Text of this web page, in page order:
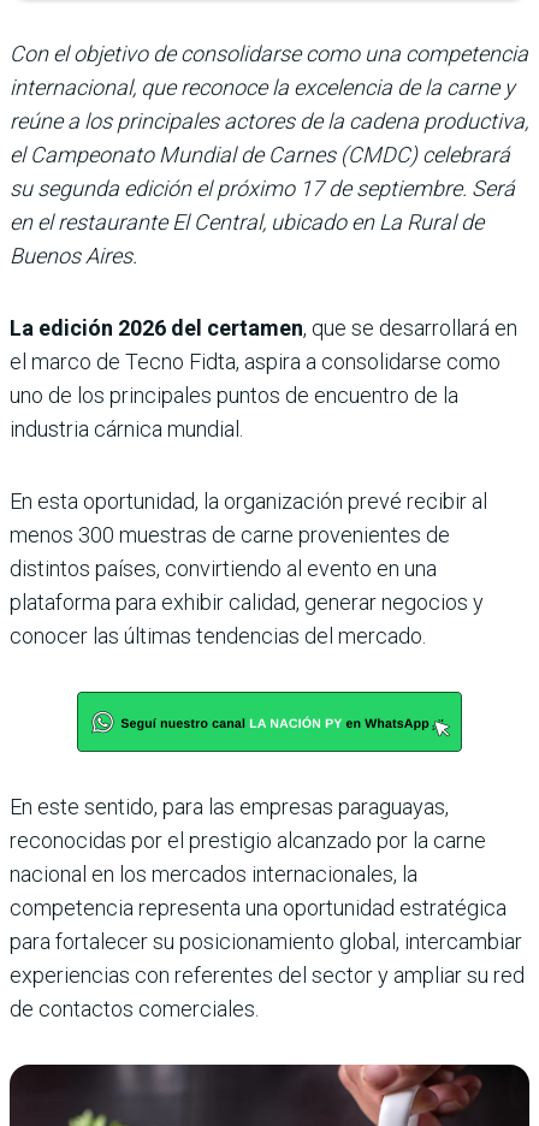
Con el objetivo de consolidarse como una competencia
internacional, que reconoce la excelencia de la carne y
reúne a los principales actores de la cadena productiva,
el Campeonato Mundial de Carnes (CMDC) celebrará
su segunda edición el próximo 17 de septiembre. Será
en el restaurante El Central, ubicado en La Rural de
Buenos Aires.
La edición 2026 del certamen, que se desarrollará en
el marco de Tecno Fidta, aspira a consolidarse como
uno de los principales puntos de encuentro de la
industria cárnica mundial.
En esta oportunidad, la organización prevé recibir al
menos 300 muestras de carne provenientes de
distintos países, convirtiendo al evento en una
plataforma para exhibir calidad, generar negocios y
conocer las últimas tendencias del mercado.
En este sentido, para las empresas paraguayas,
reconocidas por el prestigio alcanzado por la carne
nacional en los mercados internacionales, la
competencia representa una oportunidad estratégica
para fortalecer su posicionamiento global, intercambiar
experiencias con referentes del sector y ampliar su red
de contactos comerciales.